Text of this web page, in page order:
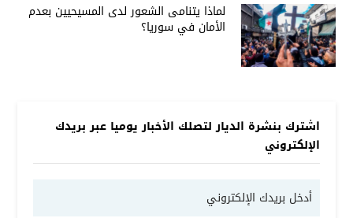
لماذا يتنامى الشعور لدى المسيحيين بعدم
الأمان في سوريا؟
اشترك بنشرة الديار لتصلك الأخبار يوميا عبر بريدك
الإلكتروني